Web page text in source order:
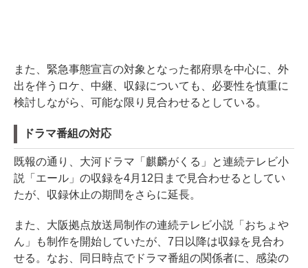
また、緊急事態宣言の対象となった都府県を中心に、外
出を伴うロケ、中継、収録についても、必要性を慎重に
検討しながら、可能な限り見合わせるとしている。
ドラマ番組の対応
既報の通り、大河ドラマ「麒麟がくる」と連続テレビ小
説「エール」の収録を4月12日まで見合わせるとしてい
たが、収録休止の期間をさらに延長。
また、大阪拠点放送局制作の連続テレビ小説「おちょや
ん」も制作を開始していたが、7日以降は収録を見合わ
せる。なお、同日時点でドラマ番組の関係者に、感染の